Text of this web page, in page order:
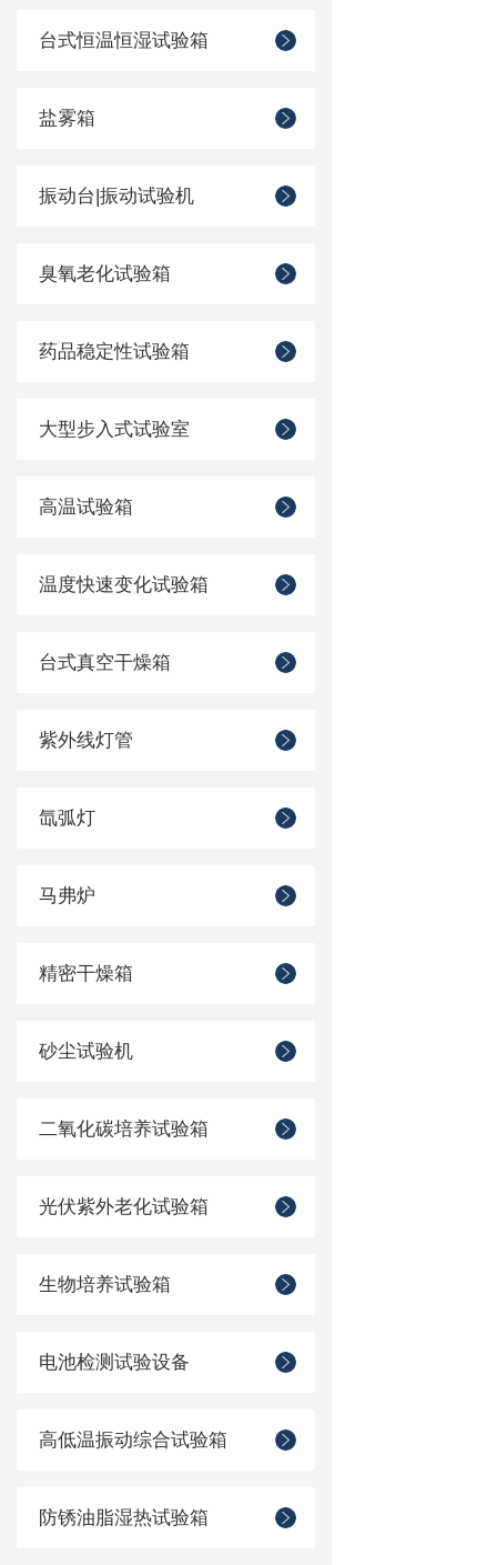
台式恒温恒湿试验箱
盐雾箱
振动台|振动试验机
臭氧老化试验箱
药品稳定性试验箱
大型步入式试验室
高温试验箱
温度快速变化试验箱
台式真空干燥箱
紫外线灯管
氙弧灯
马弗炉
精密干燥箱
砂尘试验机
二氧化碳培养试验箱
光伏紫外老化试验箱
生物培养试验箱
电池检测试验设备
高低温振动综合试验箱
防锈油脂湿热试验箱